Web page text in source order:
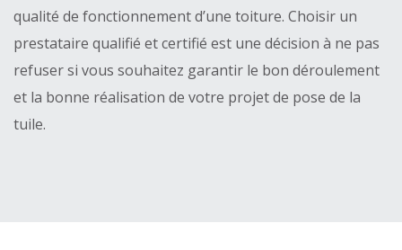
qualité de fonctionnement d’une toiture. Choisir un
prestataire qualifié et certifié est une décision à ne pas
refuser si vous souhaitez garantir le bon déroulement
et la bonne réalisation de votre projet de pose de la
tuile.